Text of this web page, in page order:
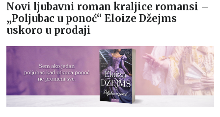
Novi ljubavni roman kraljice romansi –
„Poljubac u ponoć“ Eloize Džejms
uskoro u prodaji